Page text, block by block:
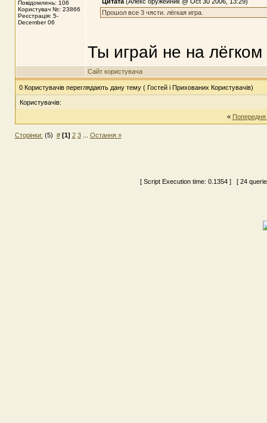
Повідомлень: 106
Користувач №: 23866
Реєстрація: 5-
December 06
Прошол все 3 чясти. лёгкая игра.
Ты играй не на
Сайт користувача
0 Користувачів переглядають дану тему ( Гостей і Прихованих Користувачів)
Користувачів:
«
Сторінки: (5) # [1] 2 3... Остання »
[ Script Execution time: 0.1354 ] [ 24